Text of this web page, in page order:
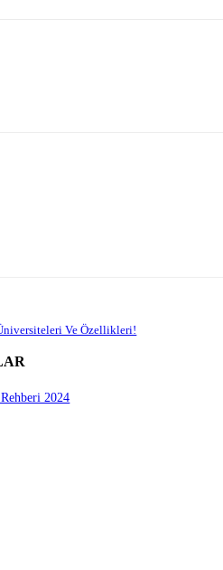
Ve Özellikleri!
2024